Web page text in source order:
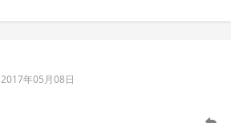
2017年05月08日